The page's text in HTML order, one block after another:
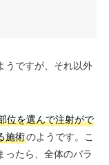
うですが、それ以外
位を選んで注射がで
施術のようです。こ
ったら、全体のバラ